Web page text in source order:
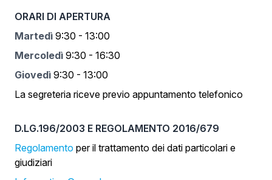
ORARI DI APERTURA
Martedì 9:30 - 13:00
Mercoledì 9:30 - 16:30
Giovedì 9:30 - 13:00
La segreteria riceve previo appuntamento telefonico
D.LG.196/2003 E REGOLAMENTO 2016/679
Regolamento per il trattamento dei dati particolari e
giudiziari